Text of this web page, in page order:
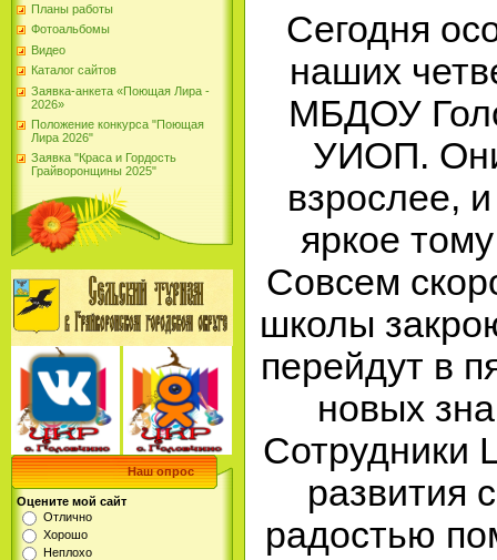
Планы работы
Фотоальбомы
Видео
Каталог сайтов
Заявка-анкета «Поющая Лира -
2026»
Положение конкурса "Поющая
Лира 2026"
Заявка "Краса и Гордость
Грайворонщины 2025"
Наш опрос
Оцените мой сайт
Отлично
Хорошо
Неплохо
Сегодня
наших
МБДОУ
УИОП.
взрослее,
яркое
Совсем
школы
перейдут в
новых
Сотрудники
развития
радостью